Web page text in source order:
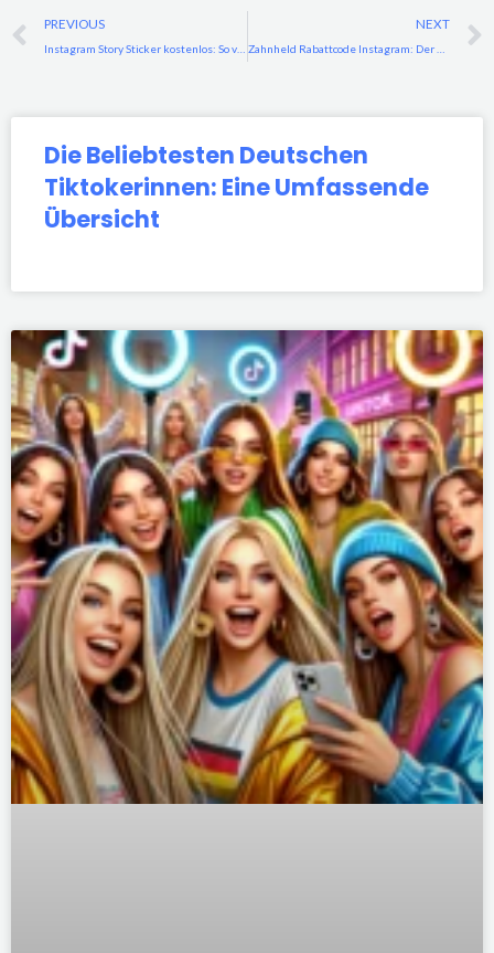
Prev
PREVIOUS NEXT
Die Beliebtesten Deutschen
Tiktokerinnen: Eine Umfassende
Übersicht